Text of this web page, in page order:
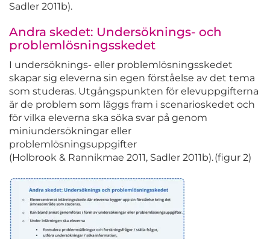
Sadler 2011b).
Andra skedet: Undersöknings- och
problemlösningsskedet
I undersöknings- eller problemlösningsskedet
skapar sig eleverna sin egen förståelse av det tema
som studeras. Utgångspunkten för elevuppgifterna
är de problem som läggs fram i scenarioskedet och
för vilka eleverna ska söka svar på genom
miniundersökningar eller
problemlösningsuppgifter
(Holbrook & Rannikmae 2011, Sadler 2011b). (figur 2)